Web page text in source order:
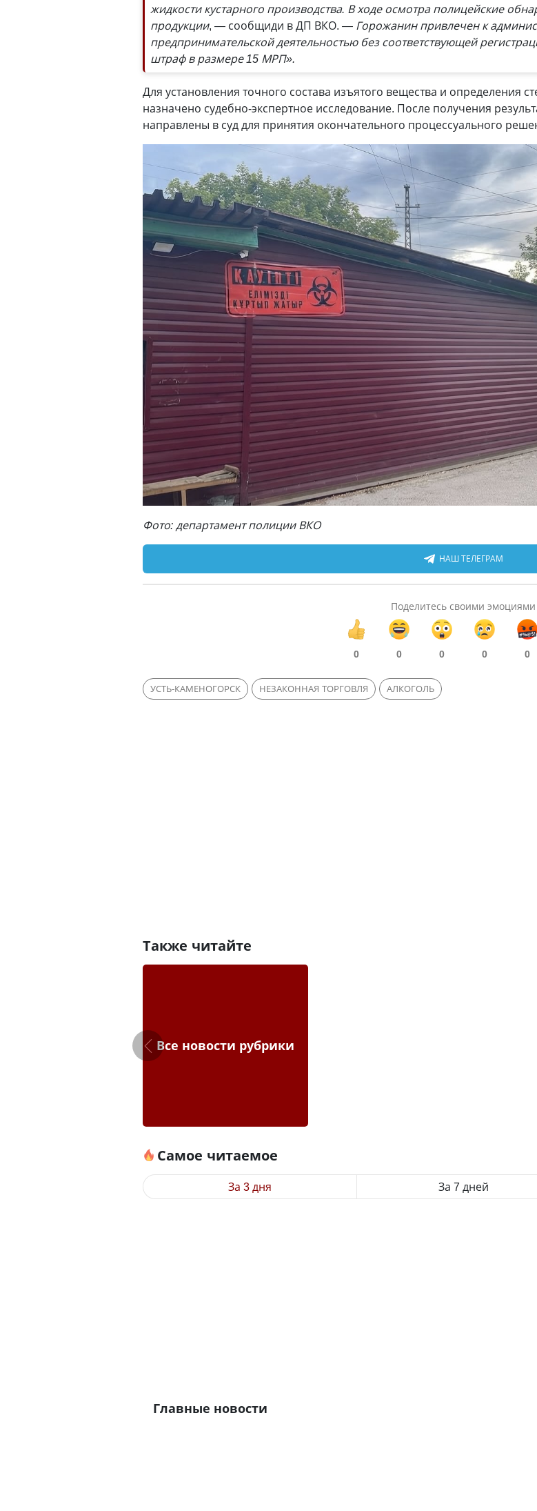
жидкости кустарного производства. В ходе осмотра полицейские
продукции, — сообщиди в ДП ВКО. — Горожанин привлечен к
предпринимательской деятельностью без соответствующей
штраф в размере 15 МРП».
Для установления точного состава изъятого вещества и определения
назначено судебно-экспертное исследование. После получения
направлены в суд для принятия окончательного процессуального
Фото: департамент полиции ВКО
НАШ ТЕЛЕГРАМ
Поделитесь своими эмоциями
0 0 0 0 0
УСТЬ-КАМЕНОГОРСК НЕЗАКОННАЯ ТОРГОВЛЯ АЛКОГОЛЬ
Также читайте
Все новости рубрики
Самое читаемое
За 3 дня За 7 дней
Главные новости